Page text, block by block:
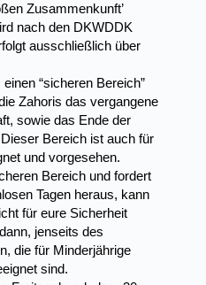
Zusammenkunft’
nach den DKWDDK
ausschließlich über
“sicheren Bereich”
Zahoris das vergangene
sowie das Ende der
Bereich ist auch für
und vorgesehen.
Bereich und fordert
Tagen heraus, kann
für eure Sicherheit
jenseits des
die für Minderjährige
sind.